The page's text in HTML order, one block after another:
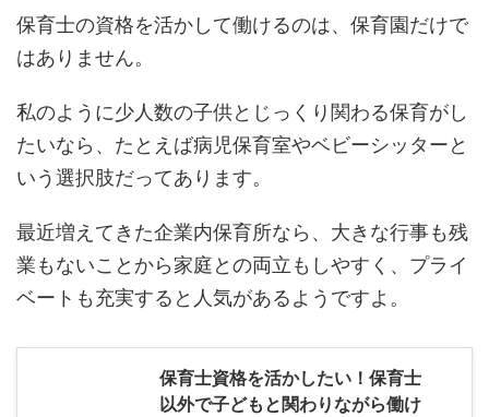
保育士の資格を活かして働けるのは、保育園だけで
はありません。
私のように少人数の子供とじっくり関わる保育がし
たいなら、たとえば病児保育室やベビーシッターと
いう選択肢だってあります。
最近増えてきた企業内保育所なら、大きな行事も残
業もないことから家庭との両立もしやすく、プライ
ベートも充実すると人気があるようですよ。
保育士資格を活かしたい！保育士
以外で子どもと関わりながら働け